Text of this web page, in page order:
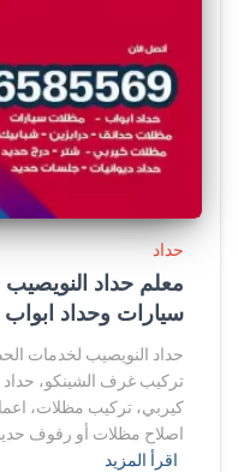
حداد
سيارات وحداد ابواب
حداد النويصيب لخدمات
تركيب غرف الشينكو،
كيربي، تركيب مظلات،
اصلاح مظلات أو رفوف
اقرأ المزيد